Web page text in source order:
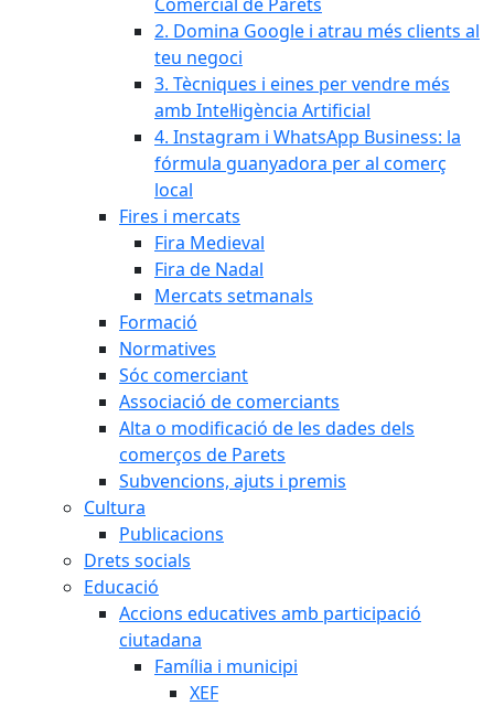
2. Domina Google i atrau més clients al
teu negoci
3. Tècniques i eines per vendre més
amb Intel·ligència Artificial
4. Instagram i WhatsApp Business: la
fórmula guanyadora per al comerç
local
Fires i mercats
Fira Medieval
Fira de Nadal
Mercats setmanals
Formació
Normatives
Sóc comerciant
Associació de comerciants
Alta o modificació de les dades dels
comerços de Parets
Subvencions, ajuts i premis
Cultura
Publicacions
Drets socials
Educació
Accions educatives amb participació
ciutadana
Família i municipi
XEF